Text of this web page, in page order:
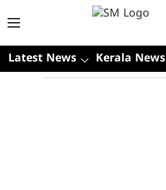
Latest News Kerala News